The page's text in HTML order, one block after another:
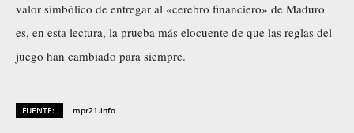
valor simbólico de entregar al «cerebro financiero» de Maduro
es, en esta lectura, la prueba más elocuente de que las reglas del
juego han cambiado para siempre.
FUENTE: mpr21.info